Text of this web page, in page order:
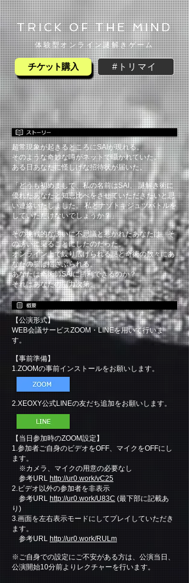
TRICK OF THE MIND
体験型オンライン謎解きゲーム
チケット購入 #トリマイ
超常現象が起きるところにSAIが現れる。
そのような奇妙な噂がネットで囁かれていた。
ある日あなたに怪しげな招待状が届いた。
「どうも初めまして、私の名前はSAI。 謎解き術に
優れたあなたと知恵比べをさせていただきたいと思
い連絡いたしました。 私とナゾトキジュツバトルを
していただけないでしょうか？」
その挑戦的な誘いに不思議と惹かれたあなたは、そ
の誘いに乗ることにしたのだった。
オンライン上で繰り広げられる謎と奇術の数々にあ
なたの脳は揺さぶられる。
あなたは奇術師SAIに勝利できるのか？
それはあなたの脳力次第。
【公演形式】
WEB会議サービスZOOM・LINEを用いて行いま
す。
【事前準備】
1.ZOOMの事前インストールをお願いします。
2.XEOXY公式LINEの友だち追加をお願いします。
​
【当日参加時のZOOM設定】
1.参加者ご自身のビデオをOFF、マイクをOFFにし
ます。
※カメラ、マイクの用意の必要なし
参考URL http://ur0.work/vC25
2.ビデオ以外の参加者を非表示
参考URL http://ur0.work/U83C (最下部に記載あ
り)
3.画面を左右表示モードにしてプレイしていただき
ます。
参考URL http://ur0.work/RULm
※ご自身での設定にご不安がある方は、公演当日、
公演開始10分前よりレクチャーを行います。